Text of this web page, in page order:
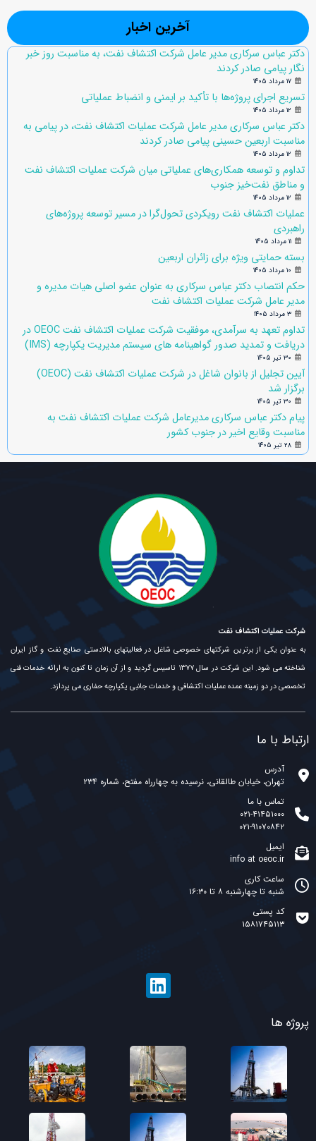
آخرین اخبار
دکتر عباس سرکاری مدیر عامل شرکت اکتشاف نفت، به مناسبت روز خبر
نگار پیامی صادر کردند
۱۷ مرداد ۱۴۰۵
تسریع اجرای پروژه‌ها با تأکید بر ایمنی و انضباط عملیاتی
۱۲ مرداد ۱۴۰۵
دکتر عباس سرکاری مدیر عامل شرکت عملیات اکتشاف نفت، در پیامی به
مناسبت اربعین حسینی پیامی صادر کردند
۱۲ مرداد ۱۴۰۵
تداوم و توسعه همکاری‌های عملیاتی میان شرکت عملیات اکتشاف نفت
و مناطق نفت‌خیز جنوب
۱۲ مرداد ۱۴۰۵
عملیات اکتشاف نفت رویکردی تحول‌گرا در مسیر توسعه پروژه‌های
راهبردی
۱۱ مرداد ۱۴۰۵
بسته حمایتی ویژه برای زائران اربعین
۱۰ مرداد ۱۴۰۵
حکم انتصاب دکتر عباس سرکاری به عنوان عضو اصلی هیات مدیره و
مدیر عامل شرکت عملیات اکتشاف نفت
۳ مرداد ۱۴۰۵
تداوم تعهد به سرآمدی، موفقیت شرکت عملیات اکتشاف نفت OEOC در
دریافت و تمدید صدور گواهینامه های سیستم مدیریت یکپارچه (IMS)
۳۰ تیر ۱۴۰۵
آیین تجلیل از بانوان شاغل در شرکت عملیات اکتشاف نفت (OEOC)
برگزار شد
۳۰ تیر ۱۴۰۵
پیام دکتر عباس سرکاری مدیرعامل شرکت عملیات اکتشاف نفت به
مناسبت وقایع اخیر در جنوب کشور
۲۸ تیر ۱۴۰۵
شرکت عملیات اکتشاف نفت
به عنوان یکی از برترین شرکتهای خصوصی شاغل در فعالیتهای بالادستی صنایع نفت و گاز ایران
شناخته می شود. این شرکت در سال ۱۳۷۷ تاسیس گردید و از آن زمان تا کنون به ارائه خدمات فنی
تخصصی در دو زمینه عمده عملیات اکتشافی و خدمات جانبی یکپارچه حفاری می پردازد.
ارتباط با ما
آدرس
تهران، خیابان طالقانی، نرسیده به چهارراه مفتح، شماره ۲۳۴
تماس با ما
۰۲۱-۴۱۴۵۱۰۰۰
۰۲۱-۹۱۰۷۰۸۴۲
ایمیل
info at oeoc.ir
ساعت کاری
شنبه تا چهارشنبه ۸ تا ۱۶:۳۰
کد پستی
۱۵۸۱۷۴۵۱۱۳
پروژه ها